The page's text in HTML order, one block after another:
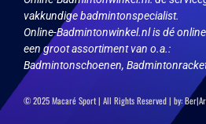
vakkundige badmintonspecialist.
Online-Badmintonwinkel.nl is dé
een groot assortiment van o.a.:
Badmintonschoenen,
© 2025 Macaré Sport | All Rights Reserved | by: